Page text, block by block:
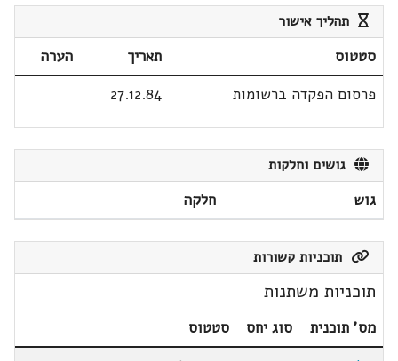
תהליך אישור
סטטוס תאריך
הערה
פרסום הפקדה ברשומות
27.12.84
גושים וחלקות
גוש חלקה
תוכניות קשורות
תוכניות משתנות
מס' תוכנית סוג יחס
סטטוס